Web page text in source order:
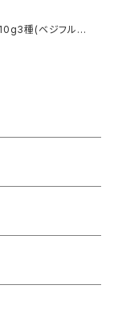
種(ベジフル&
&もやしベリー)